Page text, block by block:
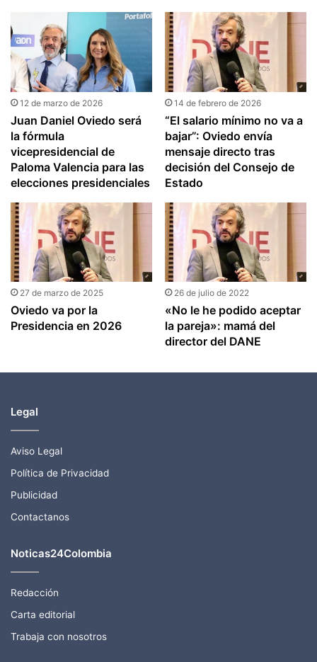
12 de marzo de 2026
Juan Daniel Oviedo será
la fórmula
vicepresidencial de
Paloma Valencia para las
elecciones presidenciales
14 de febrero de 2026
“El salario mínimo no va a
bajar”: Oviedo envía
mensaje directo tras
decisión del Consejo de
Estado
27 de marzo de 2025
Oviedo va por la
Presidencia en 2026
26 de julio de 2022
«No le he podido aceptar
la pareja»: mamá del
director del DANE
Legal
Aviso Legal
Política de Privacidad
Publicidad
Contactanos
Noticas24Colombia
Redacción
Carta editorial
Trabaja con nosotros